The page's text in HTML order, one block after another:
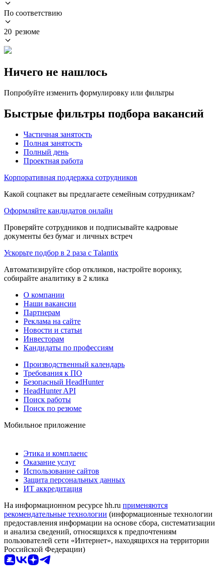
По соответствию
20 резюме
Ничего не нашлось
Попробуйте изменить формулировку или фильтры
Быстрые фильтры подбора вакансий
Частичная занятость
Полная занятость
Полный день
Проектная работа
Корпоративная поддержка сотрудников
Какой соцпакет вы предлагаете семейным сотрудникам?
Оформляйте кандидатов онлайн
Проверяйте сотрудников и подписывайте кадровые
документы без бумаг и личных встреч
Ускорьте подбор в 2 раза с Talantix
Автоматизируйте сбор откликов, настройте воронку,
собирайте аналитику в 2 клика
О компании
Наши вакансии
Партнерам
Реклама на сайте
Новости и статьи
Инвесторам
Кандидаты по профессиям
Производственный календарь
Требования к ПО
Безопасный HeadHunter
HeadHunter API
Поиск работы
Поиск по резюме
Мобильное приложение
Этика и комплаенс
Оказание услуг
Использование сайтов
Защита персональных данных
ИТ аккредитация
На информационном ресурсе hh.ru применяются
рекомендательные технологии (информационные технологии
предоставления информации на основе сбора, систематизации
и анализа сведений, относящихся к предпочтениям
пользователей сети «Интернет», находящихся на территории
Российской Федерации)